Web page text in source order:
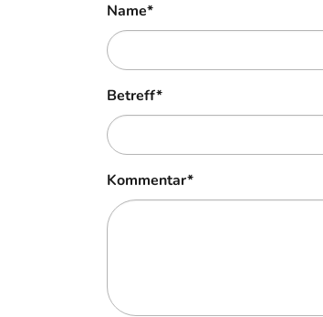
Name*
Betreff*
Kommentar*